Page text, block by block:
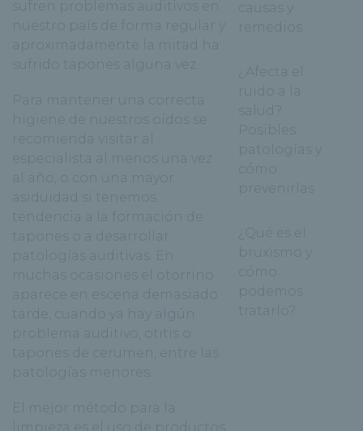
sufren
problemas auditivos
en
nuestro país de forma regular y
aproximadamente la mitad ha
sufrido tapones alguna vez.
Para mantener una correcta
higiene de nuestros oídos se
recomienda visitar al
especialista
al menos una vez
al año, o con una mayor
asiduidad si tenemos
tendencia a la formación de
tapones o a desarrollar
patologías auditivas. En
muchas ocasiones el otorrino
aparece en escena demasiado
tarde, cuando ya hay algún
problema auditivo, otitis o
tapones de cerumen, entre las
patologías menores.
El mejor método para la
limpieza es el
uso de productos
causas y
remedios
¿Afecta el
ruido a la
salud?
Posibles
patologías y
cómo
prevenirlas
¿Qué es el
bruxismo y
cómo
podemos
tratarlo?